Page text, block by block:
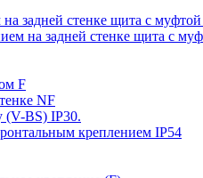
задней стенке щита с муфтой
на задней стенке щита с
F
NF
(V-BS) IP30.
креплением IP54